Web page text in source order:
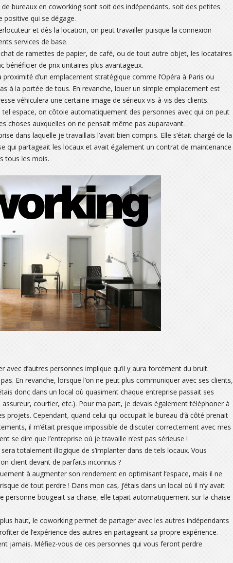
bureaux en coworking sont soit des indépendants, soit des petites
positive qui se dégage.
et dès la location, on peut travailler puisque la connexion
services de base.
de ramettes de papier, de café, ou de tout autre objet, les locataires
de prix unitaires plus avantageux.
d’un emplacement stratégique comme l’Opéra à Paris ou
à la portée de tous. En revanche, louer un simple emplacement est
véhiculera une certaine image de sérieux vis-à-vis des clients.
tel espace, on côtoie automatiquement des personnes avec qui on peut
choses auxquelles on ne pensait même pas auparavant.
dans laquelle je travaillais l’avait bien compris. Elle s’était chargé de la
qui partageait les locaux et avait également un contrat de maintenance
tous les mois.
avec d’autres personnes implique qu’il y aura forcément du bruit.
En revanche, lorsque l’on ne peut plus communiquer avec ses clients,
donc dans un local où quasiment chaque entreprise passait ses
courtier, etc.). Pour ma part, je devais également téléphoner à
projets. Cependant, quand celui qui occupait le bureau d’à côté prenait
il m’était presque impossible de discuter correctement avec mes
se dire que l’entreprise où je travaille n’est pas sérieuse !
totalement illogique de s’implanter dans de tels locaux. Vous
client devant de parfaits inconnus ?
à augmenter son rendement en optimisant l’espace, mais il ne
de tout perdre ! Dans mon cas, j’étais dans un local où il n’y avait
personne bougeait sa chaise, elle tapait automatiquement sur la chaise
haut, le coworking permet de partager avec les autres indépendants
de l’expérience des autres en partageant sa propre expérience.
jamais. Méfiez-vous de ces personnes qui vous feront perdre